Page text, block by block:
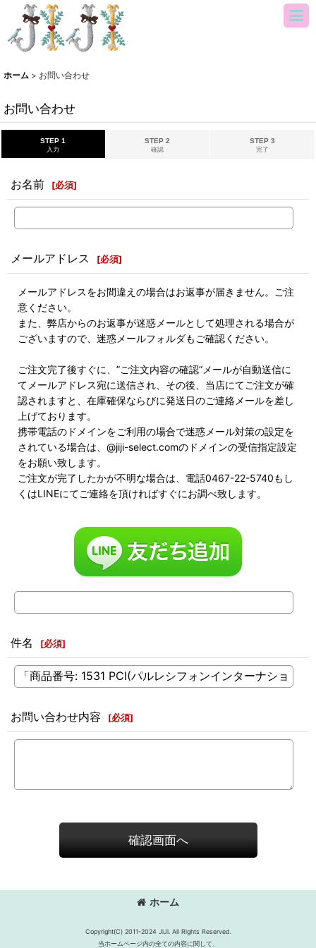
ホーム > お問い合わせ
お問い合わせ
STEP 1
入力
STEP 2
確認
STEP 3
完了
お名前 [必須]
メールアドレス [必須]
メールアドレスをお間違えの場合はお返事が届きません。ご注
意ください。
また、弊店からのお返事が迷惑メールとして処理される場合が
ございますので、迷惑メールフォルダもご確認ください。
ご注文完了後すぐに、”ご注文内容の確認”メールが自動送信に
てメールアドレス宛に送信され、その後、当店にてご注文が確
認されますと、在庫確保ならびに発送日のご連絡メールを差し
上げております。
携帯電話のドメインをご利用の場合で迷惑メール対策の設定を
されている場合は、@jiji-select.comのドメインの受信指定設定
をお願い致します。
ご注文が完了したかが不明な場合は、電話0467-22-5740もし
くはLINEにてご連絡を頂ければすぐにお調べ致します。
件名 [必須]
お問い合わせ内容 [必須]
確認画面へ
ホーム
Copyright(C) 2011-2024 JiJi. All Rights Reserved.
当ホームページ内の全ての内容に関して、